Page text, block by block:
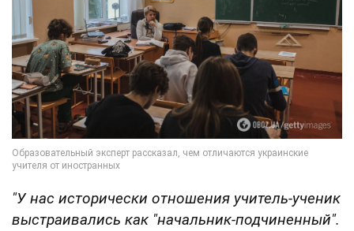
"У нас исторически отношения учитель-ученик
выстраивались как "начальник-подчиненный".